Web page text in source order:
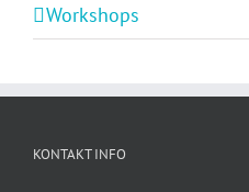
Workshops
KONTAKT INFO